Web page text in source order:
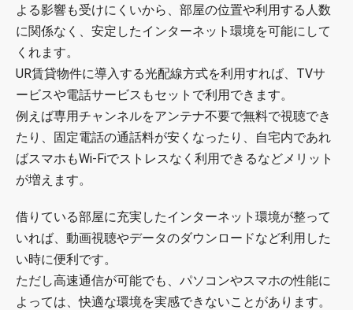
よる影響も受けにくいから、部屋の位置や利用する人数
に関係なく、安定したインターネット環境を可能にして
くれます。
UR賃貸物件に導入する光配線方式を利用すれば、TVサ
ービスや電話サービスもセットで利用できます。
例えば専用チャンネルをアンテナ不要で無料で視聴でき
たり、固定電話の通話料が安くなったり、自宅内であれ
ばスマホもWi-Fiでストレスなく利用できるなどメリット
が増えます。
借りている部屋に充実したインターネット環境が整って
いれば、動画視聴やデータのダウンロードなど利用した
い時に便利です。
ただし高速通信が可能でも、パソコンやスマホの性能に
よっては、快適な環境を実感できないことがあります。